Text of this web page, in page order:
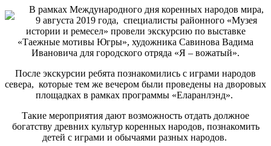
В рамках Международного дня коренных народов мира,
9 августа 2019 года, специалисты районного «Музея
истории и ремесел» провели экскурсию по выставке
«Таежные мотивы Югры», художника Савинова Вадима
Ивановича для городского отряда «Я – вожатый».
После экскурсии ребята познакомились с играми народов
севера, которые тем же вечером были проведены на дворовых
площадках в рамках программы «Еларанлэнд».
Такие мероприятия дают возможность отдать должное
богатству древних культур коренных народов, познакомить
детей с играми и обычаями разных народов.